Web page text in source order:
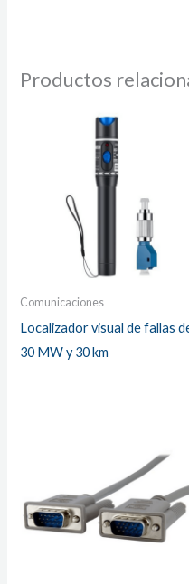
Productos
Comunicaciones
Localizador visual de fallas
30 MW y 30 km